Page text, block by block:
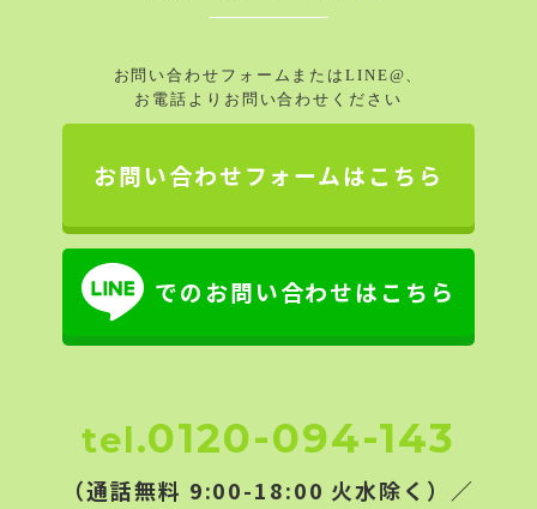
お問い合わせフォームまたはLINE@、
お電話よりお問い合わせください
お問い合わせフォームはこちら
でのお問い合わせはこちら
tel.0120-094-143
（通話無料 9:00-18:00 火水除く）／